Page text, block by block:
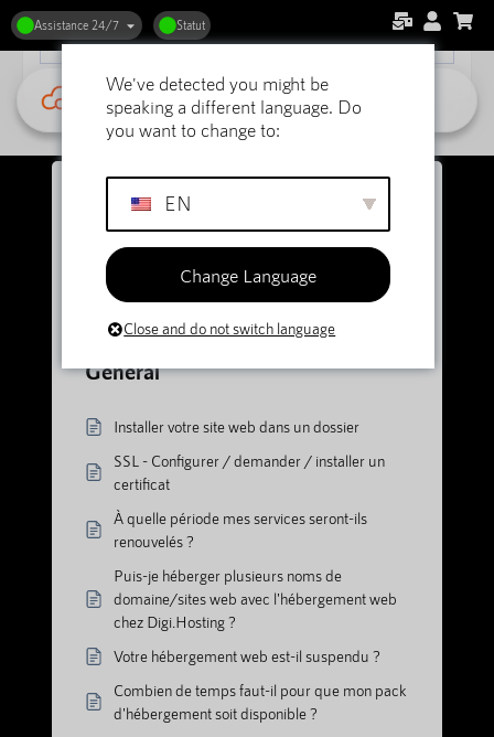
Assistance 24/7 Statut
Voir les catégories
Accueil
Soutien
DirectAdmin Hébergement web
Général
Général
Installer votre site web dans un dossier
SSL - Configurer / demander / installer un
certificat
À quelle période mes services seront-ils
renouvelés ?
Puis-je héberger plusieurs noms de
domaine/sites web avec l'hébergement web
chez Digi.Hosting ?
Votre hébergement web est-il suspendu ?
Combien de temps faut-il pour que mon pack
d'hébergement soit disponible ?
We've detected you might be
speaking a different language. Do
you want to change to:
EN
Change Language
Close and do not switch language